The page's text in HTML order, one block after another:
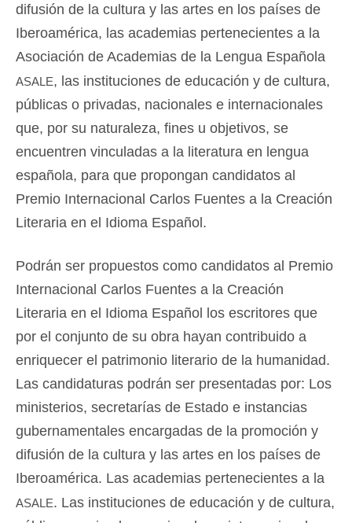
difusión de la cultura y las artes en los países de
Iberoamérica, las academias pertenecientes a la
Asociación de Academias de la Lengua Española
asale, las instituciones de educación y de cultura,
públicas o privadas, nacionales e internacionales
que, por su naturaleza, fines u objetivos, se
encuentren vinculadas a la literatura en lengua
española, para que propongan candidatos al
Premio Internacional Carlos Fuentes a la Creación
Literaria en el Idioma Español.
Podrán ser propuestos como candidatos al Premio
Internacional Carlos Fuentes a la Creación
Literaria en el Idioma Español los escritores que
por el conjunto de su obra hayan contribuido a
enriquecer el patrimonio literario de la humanidad.
Las candidaturas podrán ser presentadas por: Los
ministerios, secretarías de Estado e instancias
gubernamentales encargadas de la promoción y
difusión de la cultura y las artes en los países de
Iberoamérica. Las academias pertenecientes a la
asale. Las instituciones de educación y de cultura,